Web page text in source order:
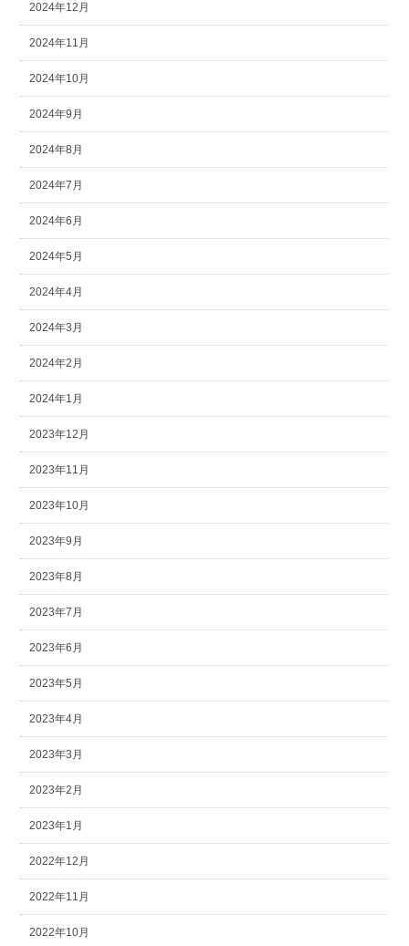
2024年12月
2024年11月
2024年10月
2024年9月
2024年8月
2024年7月
2024年6月
2024年5月
2024年4月
2024年3月
2024年2月
2024年1月
2023年12月
2023年11月
2023年10月
2023年9月
2023年8月
2023年7月
2023年6月
2023年5月
2023年4月
2023年3月
2023年2月
2023年1月
2022年12月
2022年11月
2022年10月